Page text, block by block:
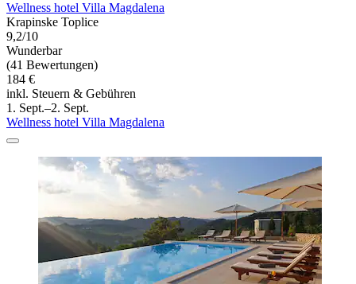
Wellness hotel Villa Magdalena
Krapinske Toplice
9,2/10
Wunderbar
(41 Bewertungen)
184 €
inkl. Steuern & Gebühren
1. Sept.–2. Sept.
Wellness hotel Villa Magdalena